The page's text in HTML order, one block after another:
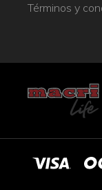
Términos y